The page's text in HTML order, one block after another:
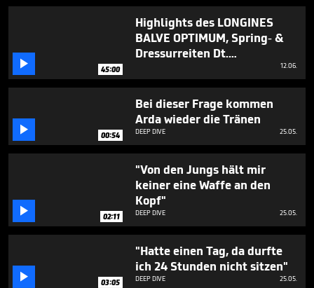
2
 45:00
Highlights des LONGINES
BALVE OPTIMUM, Spring- &
Dressurreiten Dt.
12.06.
 00:54
Bei dieser Frage kommen
Arda wieder die Tränen
DEEP DIVE 25.05.
 02:11
"Von den Jungs hält mir
keiner eine Waffe an den
Kopf"
DEEP DIVE 25.05.
 03:05
"Hatte einen Tag, da durfte
ich 24 Stunden nicht sitzen"
DEEP DIVE 25.05.